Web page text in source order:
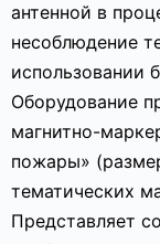
антенной в
несоблюдение
использовании
Оборудование
магнитно-
пожары»
тематических
Представляет